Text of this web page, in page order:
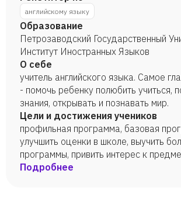
английскому языку
Образование
Петрозаводский Государственный
Институт Иностранных Языков
О себе
учитель английского языка. Самое
- помочь ребенку полюбить учиться,
знания, открывать и познавать мир.
Цели и достижения учеников
профильная программа, базовая
улучшить оценки в школе, выучить
программы, привить интерес к
школьные знания, развить логику и
Подробнее